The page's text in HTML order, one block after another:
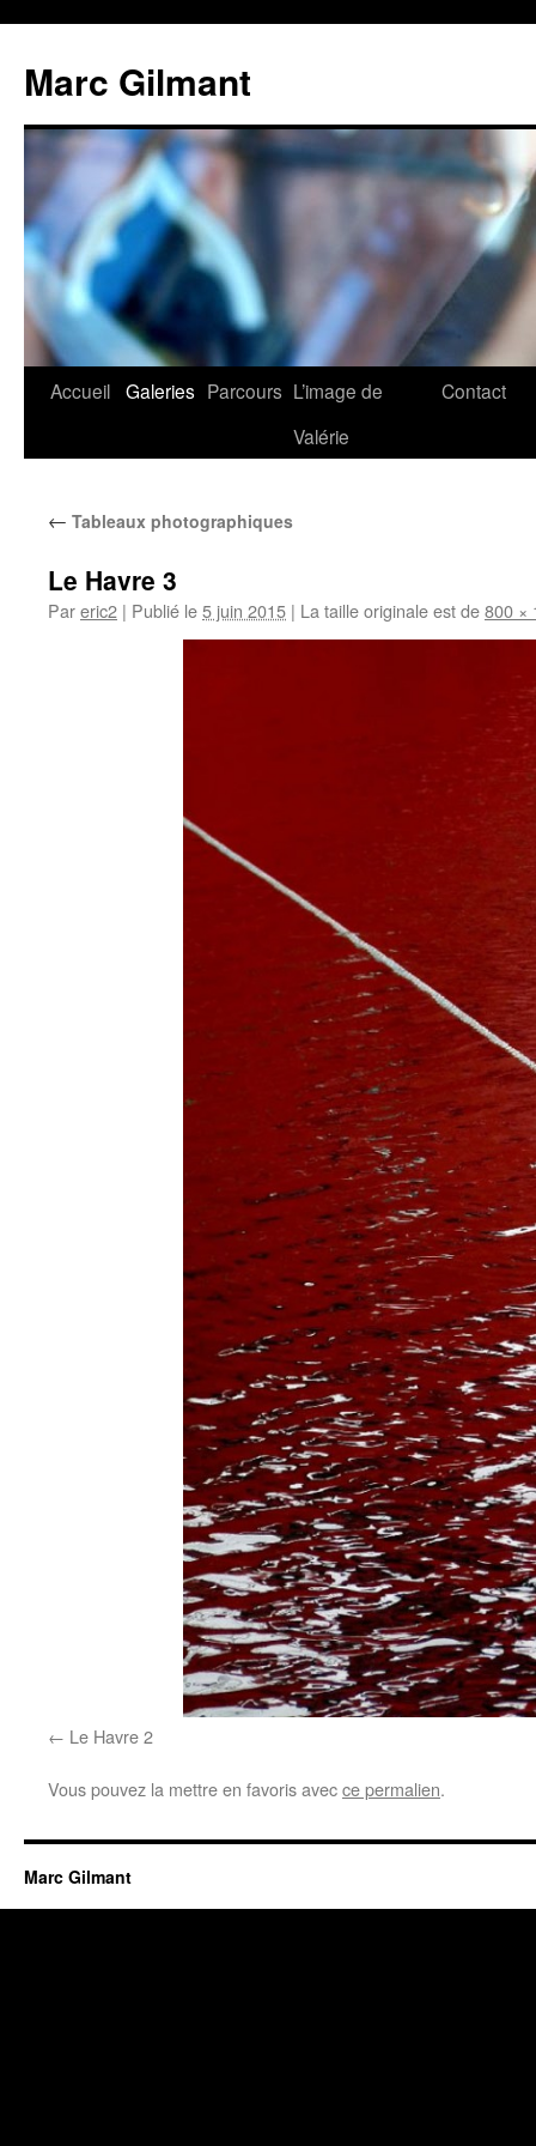
Marc Gilmant
Accueil Galeries Parcours L’image de
Valérie
Contact
← Tableaux photographiques
Le Havre 3
Pareric2 | Publié le5 juin 2015 | La taille originale est de800 ×
Le Havre 2
Vous pouvez la mettre en favoris avecce permalien.
Marc Gilmant